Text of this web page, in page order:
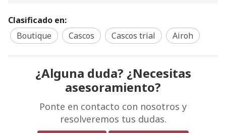
Clasificado en:
Boutique
Cascos Cascos trial Airoh
¿Alguna duda? ¿Necesitas
asesoramiento?
Ponte en contacto con nosotros y
resolveremos tus dudas.